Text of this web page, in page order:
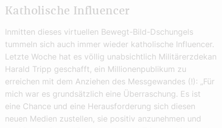
Katholische Influencer
Inmitten dieses virtuellen Bewegt-Bild-Dschungels
tummeln sich auch immer wieder katholische Influencer.
Letzte Woche hat es völlig unabsichtlich Militärerzdekan
Harald Tripp geschafft, ein Millionenpublikum zu
erreichen mit dem Anziehen des Messgewandes (!): „Für
mich war es grundsätzlich eine Überraschung. Es ist
eine Chance und eine Herausforderung sich diesen
neuen Medien zustellen, sie positiv anzunehmen und